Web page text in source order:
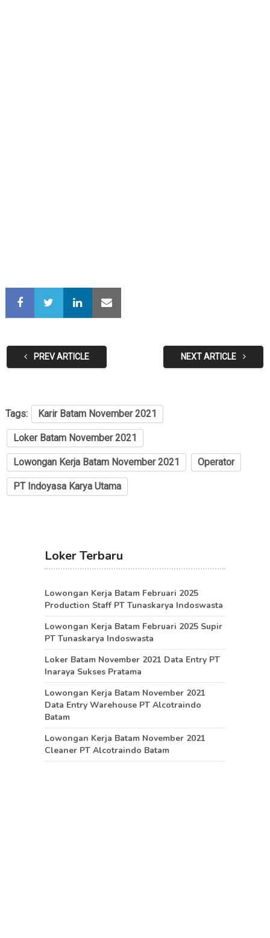
PREV ARTICLE NEXT ARTICLE
Tags: Karir Batam November 2021
Loker Batam November 2021
Lowongan Kerja Batam November 2021 Operator
PT Indoyasa Karya Utama
Loker Terbaru
Lowongan Kerja Batam Februari 2025
Production Staff PT Tunaskarya Indoswasta
Lowongan Kerja Batam Februari 2025 Supir
PT Tunaskarya Indoswasta
Loker Batam November 2021 Data Entry PT
Inaraya Sukses Pratama
Lowongan Kerja Batam November 2021
Data Entry Warehouse PT Alcotraindo
Batam
Lowongan Kerja Batam November 2021
Cleaner PT Alcotraindo Batam